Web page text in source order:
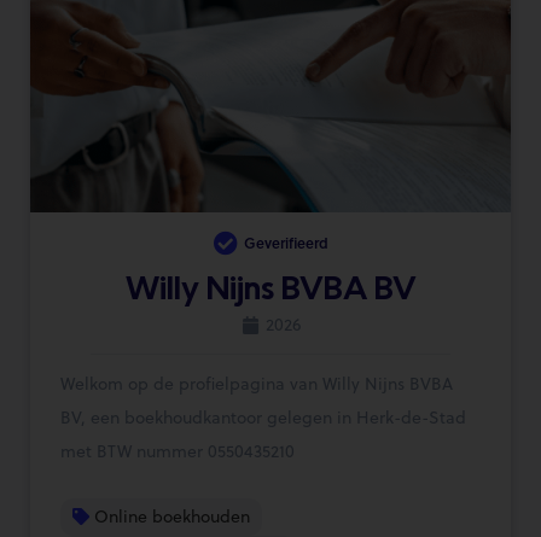
Willy Nijns BVBA BV
Geverifieerd
2026
Welkom op de profielpagina van Willy Nijns BVBA
BV, een boekhoudkantoor gelegen in Herk-de-Stad
met BTW nummer 0550435210
Online boekhouden